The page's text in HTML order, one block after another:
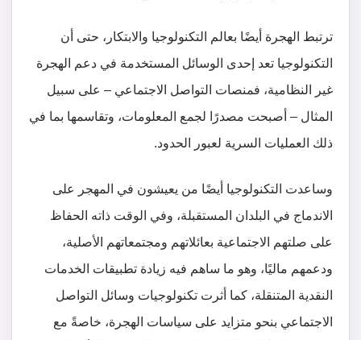
ترتبط الهجرة أيضًا بعالم التكنولوجيا والابتكار، حتى أن
التكنولوجيا تعد إحدى الوسائل المستخدمة في دعم الهجرة
غير النظامية، فمنصات التواصل الاجتماعي – على سبيل
المثال – أصبحت مصدرًا لجمع المعلومات، وتقاسمها بما في
ذلك العمليات السرية لعبور الحدود.
وساعدت التكنولوجيا أيضًا من يعيشون في المهجر على
الاندماج في البلدان المستقبلة، وفي الوقت ذاته الحفاظ
على صلتهم الاجتماعية بعائلاتهم ومجتمعاتهم الأصلية،
ودعمهم ماليًا، وهو ما ساهم فيه زيادة تطبيقات الخدمات
النقدية المتنقلة، كما أثرت تكنولوجيات وسائل التواصل
الاجتماعي بنحو متزايد على سياسات الهجرة، خاصةً مع